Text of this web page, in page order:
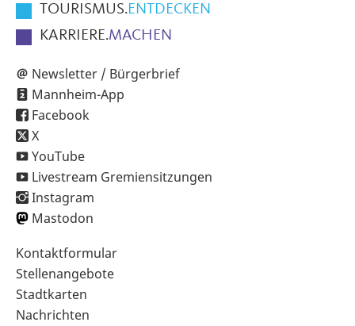
TOURISMUS.ENTDECKEN
KARRIERE.MACHEN
Newsletter / Bürgerbrief
Mannheim-App
Facebook
X
YouTube
Livestream Gremiensitzungen
Instagram
Mastodon
Sekundärnavigation
im
Fußbereich
Kontaktformular
Stellenangebote
Stadtkarten
Nachrichten